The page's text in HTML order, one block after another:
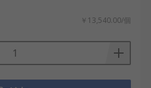
￥13,540.00/個